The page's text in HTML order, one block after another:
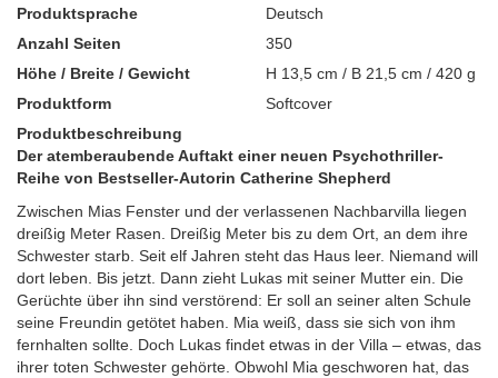
Produktsprache
Deutsch
Anzahl Seiten
350
Höhe / Breite / Gewicht
H 13,5 cm / B 21,5 cm / 420 g
Produktform
Softcover
Produktbeschreibung
Der atemberaubende Auftakt einer neuen Psychothriller-
Reihe von Bestseller-Autorin Catherine Shepherd
Zwischen Mias Fenster und der verlassenen Nachbarvilla liegen
dreißig Meter Rasen. Dreißig Meter bis zu dem Ort, an dem ihre
Schwester starb. Seit elf Jahren steht das Haus leer. Niemand will
dort leben. Bis jetzt. Dann zieht Lukas mit seiner Mutter ein. Die
Gerüchte über ihn sind verstörend: Er soll an seiner alten Schule
seine Freundin getötet haben. Mia weiß, dass sie sich von ihm
fernhalten sollte. Doch Lukas findet etwas in der Villa – etwas, das
ihrer toten Schwester gehörte. Obwohl Mia geschworen hat, das